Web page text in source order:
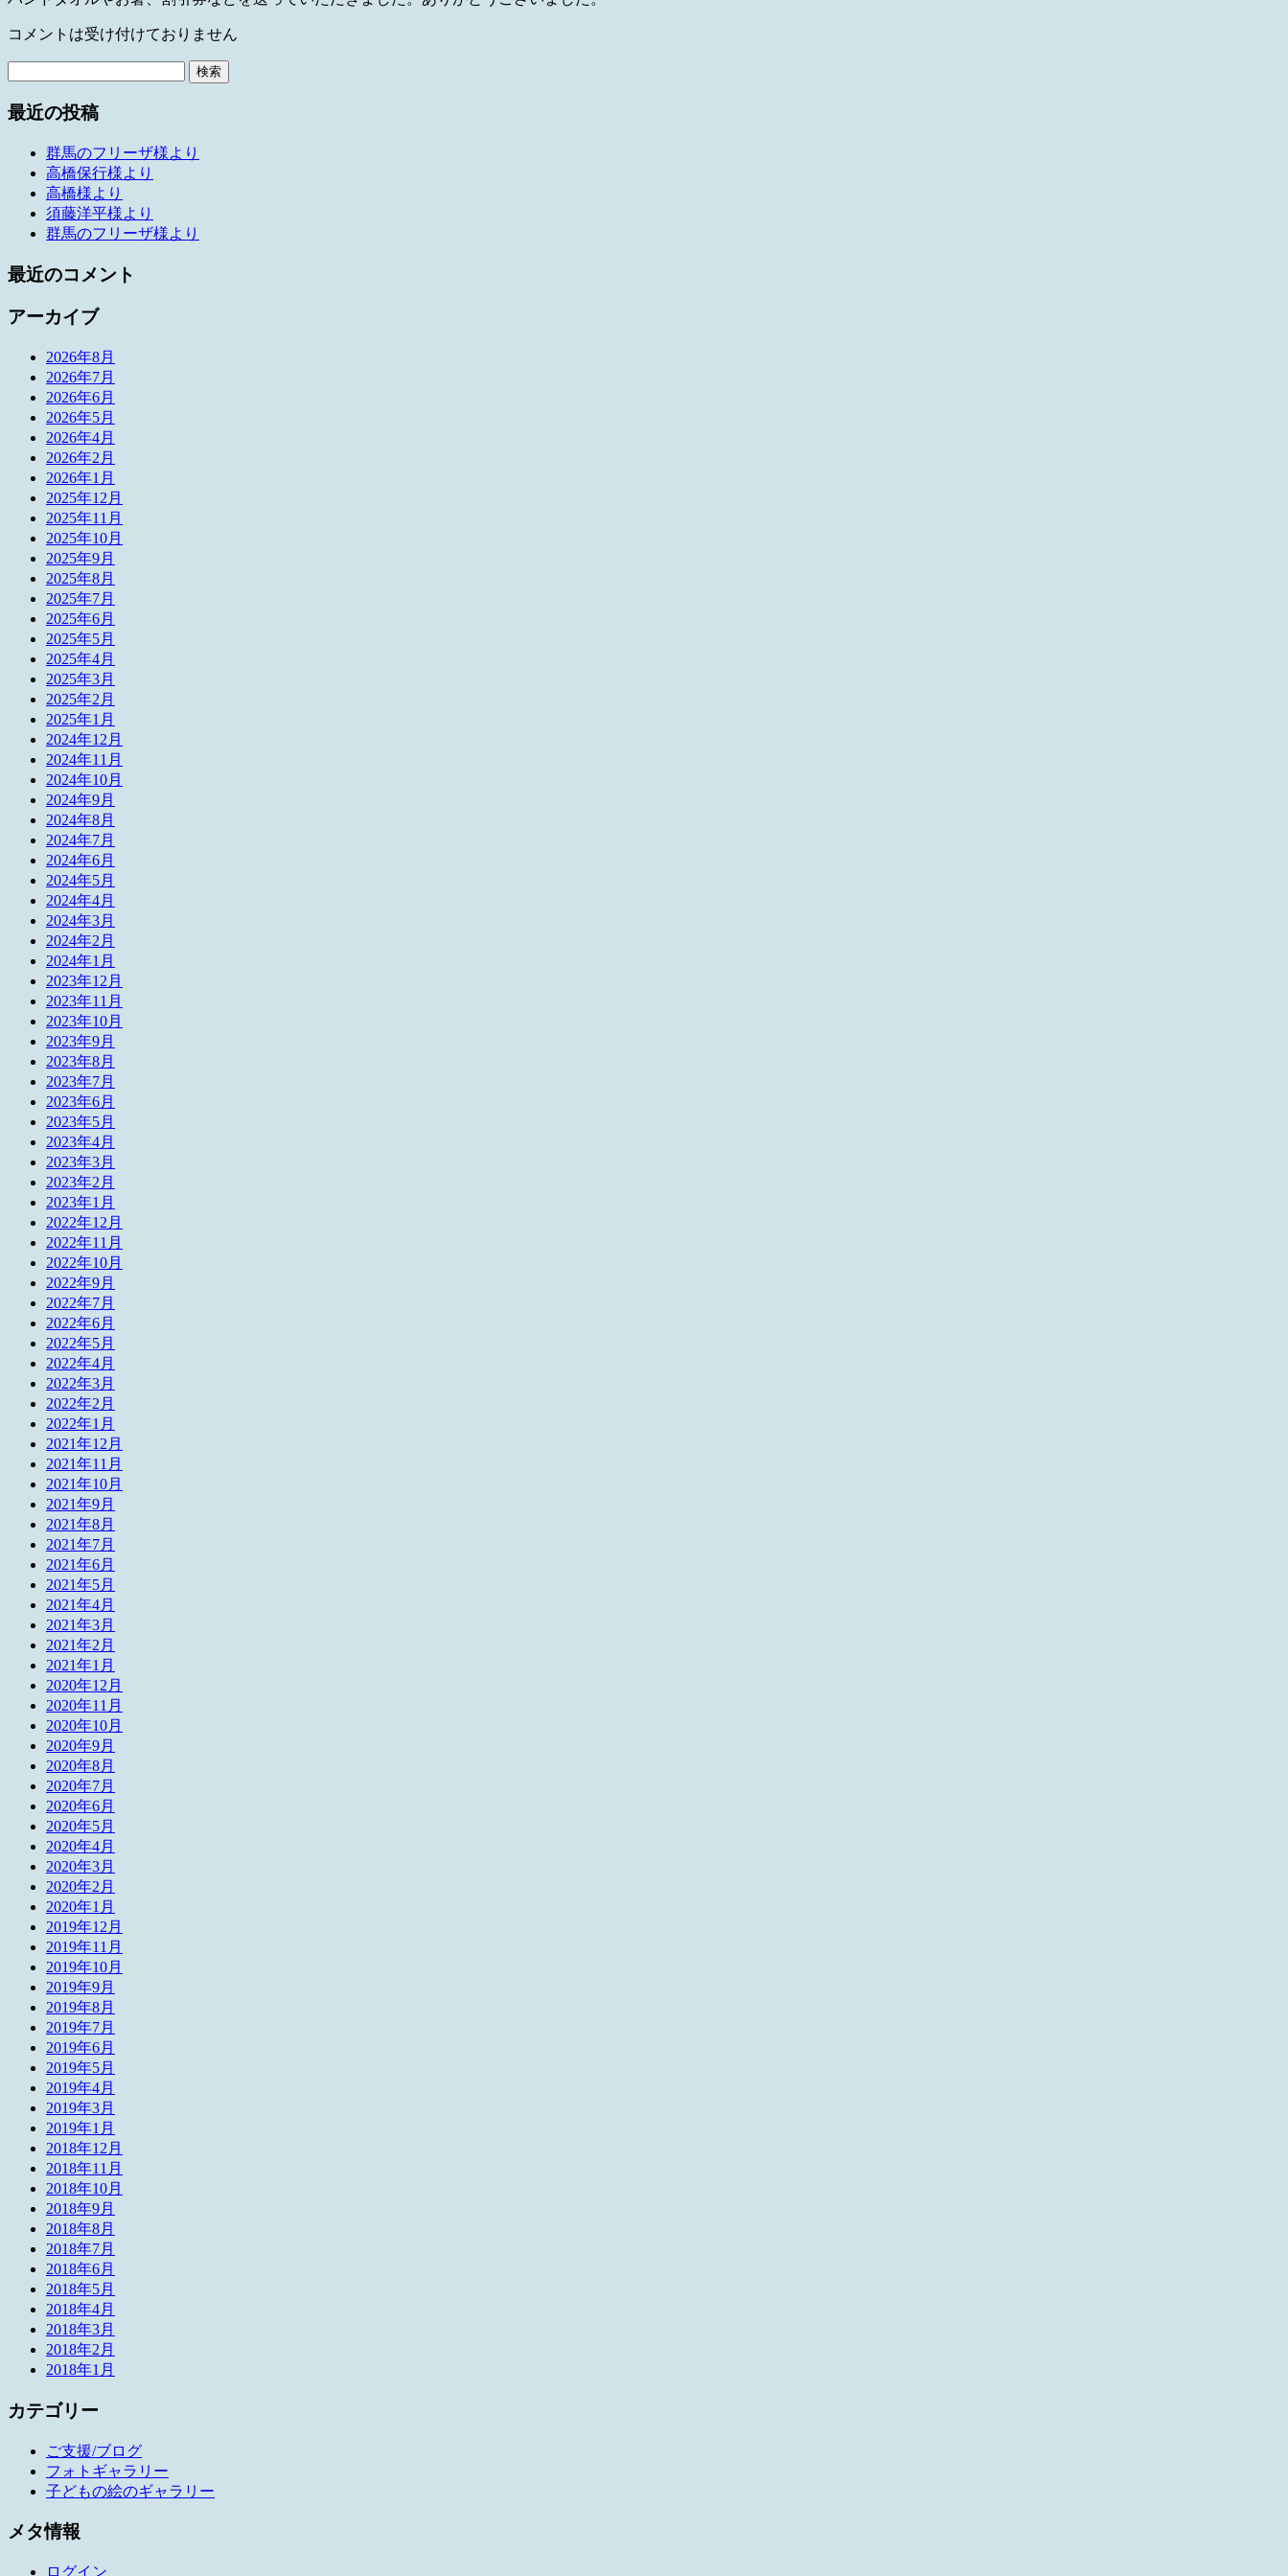
コメントは受け付けておりません
最近の投稿
群馬のフリーザ様より
高橋保行様より
高橋様より
須藤洋平様より
群馬のフリーザ様より
最近のコメント
アーカイブ
2026年8月
2026年7月
2026年6月
2026年5月
2026年4月
2026年2月
2026年1月
2025年12月
2025年11月
2025年10月
2025年9月
2025年8月
2025年7月
2025年6月
2025年5月
2025年4月
2025年3月
2025年2月
2025年1月
2024年12月
2024年11月
2024年10月
2024年9月
2024年8月
2024年7月
2024年6月
2024年5月
2024年4月
2024年3月
2024年2月
2024年1月
2023年12月
2023年11月
2023年10月
2023年9月
2023年8月
2023年7月
2023年6月
2023年5月
2023年4月
2023年3月
2023年2月
2023年1月
2022年12月
2022年11月
2022年10月
2022年9月
2022年7月
2022年6月
2022年5月
2022年4月
2022年3月
2022年2月
2022年1月
2021年12月
2021年11月
2021年10月
2021年9月
2021年8月
2021年7月
2021年6月
2021年5月
2021年4月
2021年3月
2021年2月
2021年1月
2020年12月
2020年11月
2020年10月
2020年9月
2020年8月
2020年7月
2020年6月
2020年5月
2020年4月
2020年3月
2020年2月
2020年1月
2019年12月
2019年11月
2019年10月
2019年9月
2019年8月
2019年7月
2019年6月
2019年5月
2019年4月
2019年3月
2019年1月
2018年12月
2018年11月
2018年10月
2018年9月
2018年8月
2018年7月
2018年6月
2018年5月
2018年4月
2018年3月
2018年2月
2018年1月
カテゴリー
ご支援/ブログ
フォトギャラリー
子どもの絵のギャラリー
メタ情報
ログイン